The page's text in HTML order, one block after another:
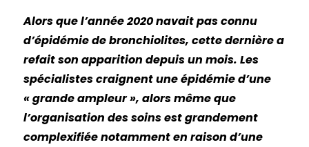
Alors que l’année 2020 navait pas connu
d’épidémie de bronchiolites, cette dernière a
refait son apparition depuis un mois. Les
spécialistes craignent une épidémie d’une
« grande ampleur », alors même que
l’organisation des soins est grandement
complexifiée notamment en raison d’une